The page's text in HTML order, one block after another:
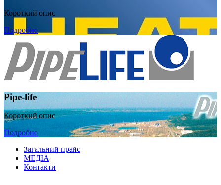
Короткий опис
Подробно
Pipe-life
Короткий опис
Подробно
Загальний прайс
МЕДІА
Контакти